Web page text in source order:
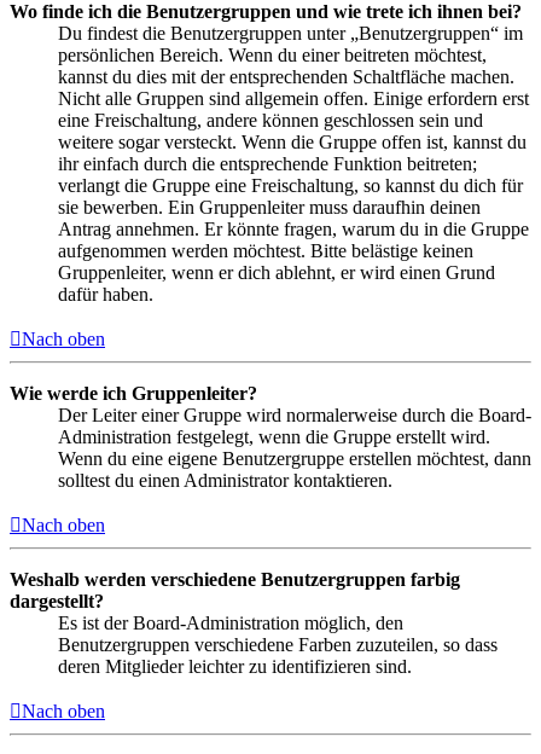
Wo finde ich die Benutzergruppen und wie trete ich ihnen bei?
Du findest die Benutzergruppen unter „Benutzergruppen“ im
persönlichen Bereich. Wenn du einer beitreten möchtest,
kannst du dies mit der entsprechenden Schaltfläche machen.
Nicht alle Gruppen sind allgemein offen. Einige erfordern erst
eine Freischaltung, andere können geschlossen sein und
weitere sogar versteckt. Wenn die Gruppe offen ist, kannst du
ihr einfach durch die entsprechende Funktion beitreten;
verlangt die Gruppe eine Freischaltung, so kannst du dich für
sie bewerben. Ein Gruppenleiter muss daraufhin deinen
Antrag annehmen. Er könnte fragen, warum du in die Gruppe
aufgenommen werden möchtest. Bitte belästige keinen
Gruppenleiter, wenn er dich ablehnt, er wird einen Grund
dafür haben.
Nach oben
Wie werde ich Gruppenleiter?
Der Leiter einer Gruppe wird normalerweise durch die Board-
Administration festgelegt, wenn die Gruppe erstellt wird.
Wenn du eine eigene Benutzergruppe erstellen möchtest, dann
solltest du einen Administrator kontaktieren.
Nach oben
Weshalb werden verschiedene Benutzergruppen farbig
dargestellt?
Es ist der Board-Administration möglich, den
Benutzergruppen verschiedene Farben zuzuteilen, so dass
deren Mitglieder leichter zu identifizieren sind.
Nach oben